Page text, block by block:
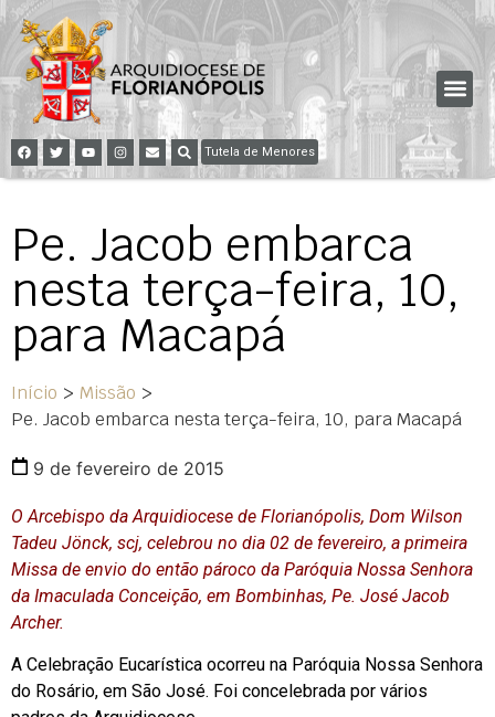
Tutela de Menores
Pe. Jacob embarca
nesta terça-feira, 10,
para Macapá
Início > Missão >
Pe. Jacob embarca nesta terça-feira, 10, para Macapá
9 de fevereiro de 2015
O Arcebispo da Arquidiocese de Florianópolis, Dom Wilson
Tadeu Jönck, scj, celebrou no dia 02 de fevereiro, a primeira
Missa de envio do então pároco da Paróquia Nossa Senhora
da Imaculada Conceição, em Bombinhas, Pe. José Jacob
Archer.
A Celebração Eucarística ocorreu na Paróquia Nossa Senhora
do Rosário, em São José. Foi concelebrada por vários